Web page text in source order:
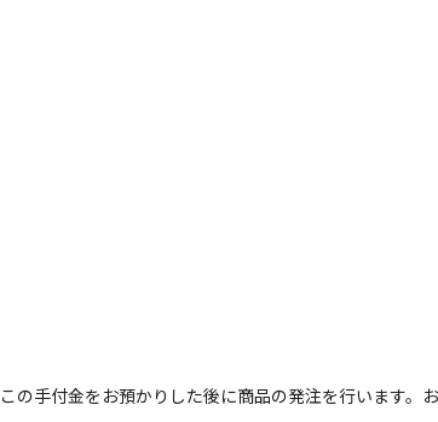
手付金をお預かりした後に商品の発注を行います。